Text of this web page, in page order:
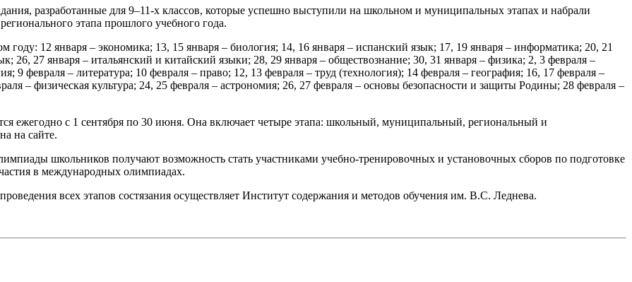
разработанные для 9–11-х классов, которые успешно выступили на школьном и муниципальных этапах и набрали
этапа прошлого учебного года.
12 января – экономика; 13, 15 января – биология; 14, 16 января – испанский язык; 17, 19 января – информатика; 20, 21
26, 27 января – итальянский и китайский языки; 28, 29 января – обществознание; 30, 31 января – физика; 2, 3 февраля –
9 февраля – литература; 10 февраля – право; 12, 13 февраля – труд (технология); 14 февраля – география; 16, 17 февраля –
– физическая культура; 24, 25 февраля – астрономия; 26, 27 февраля – основы безопасности и защиты Родины; 28 февраля –
ежегодно с 1 сентября по 30 июня. Она включает четыре этапа: школьный, муниципальный, региональный и
на сайте.
школьников получают возможность стать участниками учебно-тренировочных и установочных сборов по подготовке
в международных олимпиадах.
всех этапов состязания осуществляет Институт содержания и методов обучения им. В.С. Леднева.